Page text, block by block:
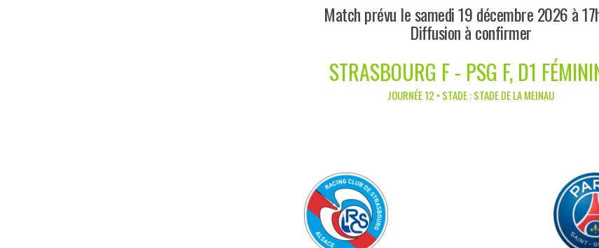
Match prévu le samedi 19 décembre 2026 à
Diffusion à confirmer
STRASBOURG F - PSG F, D1
JOURNÉE 12 • STADE : STADE DE LA MEINAU